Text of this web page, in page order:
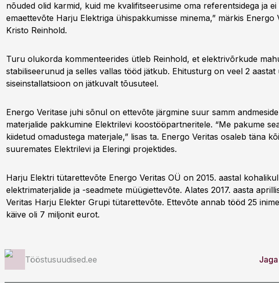
nõuded olid karmid, kuid me kvalifitseerusime oma referentsidega ja ei
emaettevõte Harju Elektriga ühispakkumisse minema,” märkis Energo
Kristo Reinhold.
Turu olukorda kommenteerides ütleb Reinhold, et elektrivõrkude
stabiliseerunud ja selles vallas tööd jätkub. Ehitusturg on veel 2 aastat
siseinstallatsioon on jätkuvalt tõusuteel.
Energo Veritase juhi sõnul on ettevõte järgmine suur samm
materjalide pakkumine Elektrilevi koostööpartneritele. “Me pakume
kiidetud omadustega materjale,” lisas ta. Energo Veritas osaleb täna
suuremates Elektrilevi ja Eleringi projektides.
Harju Elektri tütarettevõte Energo Veritas OÜ on 2015. aastal
elektrimaterjalide ja -seadmete müügiettevõte. Alates 2017. aasta
Veritas Harju Elekter Grupi tütarettevõte. Ettevõte annab tööd 25
käive oli 7 miljonit eurot.
Tööstusuudised.ee Jaga